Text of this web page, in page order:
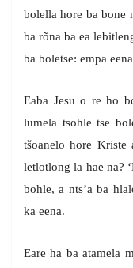
bolella hore ba bone
ba rõna ba ea
ba boletse: empa
Eaba Jesu o re ho
lumela tsohle tse
tšoanelo hore Kriste
letlotlong la hae na?
bohle, a nts’a ba
ka eena.
Eare ha ba atamela